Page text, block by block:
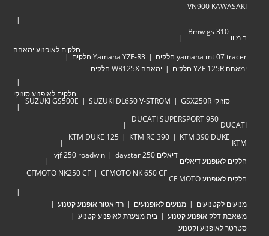
VN900 KAWASAKI
ב מ וו
Bmw gs 310
חלקים לאופנוע ימאהה
yamaha mt 07 tracer חלקים
Yamaha YZF-R3 חלקים
ימאהה YZF 125R חלקים
ימאהה WR125X חלקים
חלקים לאופנוע סוזוקי
סוזוקי GSX250R SUZUKI DL650 V-STROM
SUZUKI GS500E
DUCATI
DUCATI SUPERSPORT 950
KTM
KTM 390 DUKE
KTM RC 390
KTM DUKE 125
חלקים לאופנוע דיאלים
דיאלים 250 daystar vjf 250 roadwin
חלקים לאופנוע CF MOTO
CFMOTO NK 650 CF
CFMOTO NK250 CF
מנועים לקטנועים מנועים לאופנועים
רדיאטור אופנוע קטנוע
משאבת דלק אופנוע קטנוע
בית מצערת לאופנוע קטנוע
סטרטר לאופנוע וקטנוע